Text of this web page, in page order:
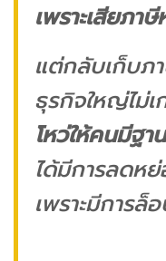
เพราะเสียภ
แต่กลับเก็บภ
ธุรกิจใหญ่ไม่เ
โหว่ให้คนมีฐา
ได้มีการลดห
เพราะมีการล็